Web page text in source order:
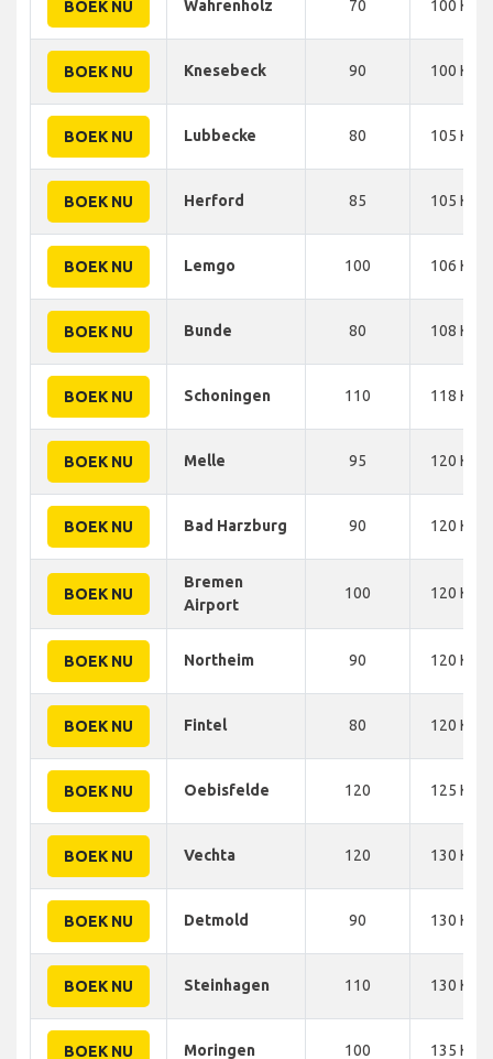
BOEK NU Wahrenholz 70 100 KM
BOEK NU Knesebeck 90 100 KM
BOEK NU Lubbecke 80 105 KM
BOEK NU Herford 85 105 KM
BOEK NU Lemgo 100 106 KM
BOEK NU Bunde 80 108 KM
BOEK NU Schoningen 110 118 KM
BOEK NU Melle 95 120 KM
BOEK NU Bad Harzburg 90 120 KM
BOEK NU
Bremen
Airport
100 120 KM
BOEK NU Northeim 90 120 KM
BOEK NU Fintel 80 120 KM
BOEK NU Oebisfelde 120 125 KM
BOEK NU Vechta 120 130 KM
BOEK NU Detmold 90 130 KM
BOEK NU Steinhagen 110 130 KM
BOEK NU Moringen 100 135 KM